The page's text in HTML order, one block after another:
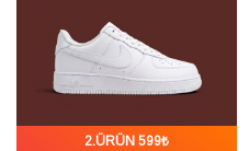
2.ÜRÜN 599₺